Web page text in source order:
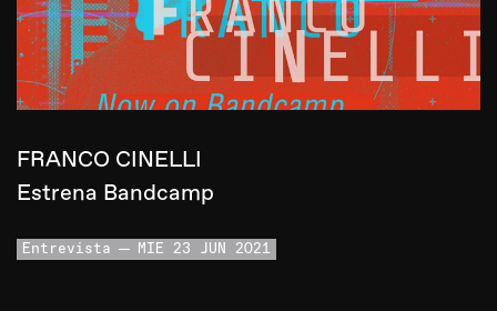
FRANCO CINELLI
Estrena Bandcamp
Entrevista MIE 23 JUN 2021